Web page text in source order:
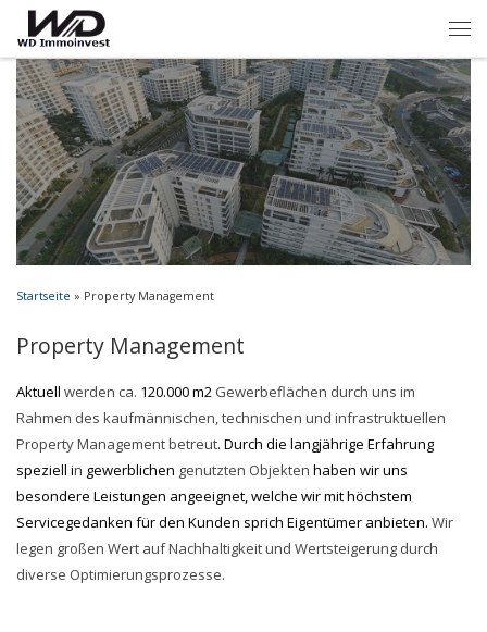
Startseite » Property Management
Property Management
Aktuell werden ca. 120.000 m2 Gewerbeflächen durch uns im
Rahmen des kaufmännischen, technischen und infrastruktuellen
Property Management betreut. Durch die langjährige Erfahrung
speziell in gewerblichen genutzten Objekten haben wir uns
besondere Leistungen angeeignet, welche wir mit höchstem
Servicegedanken für den Kunden sprich Eigentümer anbieten. Wir
legen großen Wert auf Nachhaltigkeit und Wertsteigerung durch
diverse Optimierungsprozesse.